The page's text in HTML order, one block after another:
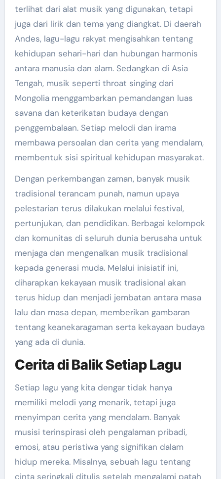
terlihat dari alat musik yang digunakan, tetapi
juga dari lirik dan tema yang diangkat. Di daerah
Andes, lagu-lagu rakyat mengisahkan tentang
kehidupan sehari-hari dan hubungan harmonis
antara manusia dan alam. Sedangkan di Asia
Tengah, musik seperti throat singing dari
Mongolia menggambarkan pemandangan luas
savana dan keterikatan budaya dengan
penggembalaan. Setiap melodi dan irama
membawa persoalan dan cerita yang mendalam,
membentuk sisi spiritual kehidupan masyarakat.
Dengan perkembangan zaman, banyak musik
tradisional terancam punah, namun upaya
pelestarian terus dilakukan melalui festival,
pertunjukan, dan pendidikan. Berbagai kelompok
dan komunitas di seluruh dunia berusaha untuk
menjaga dan mengenalkan musik tradisional
kepada generasi muda. Melalui inisiatif ini,
diharapkan kekayaan musik tradisional akan
terus hidup dan menjadi jembatan antara masa
lalu dan masa depan, memberikan gambaran
tentang keanekaragaman serta kekayaan budaya
yang ada di dunia.
Cerita di Balik Setiap Lagu
Setiap lagu yang kita dengar tidak hanya
memiliki melodi yang menarik, tetapi juga
menyimpan cerita yang mendalam. Banyak
musisi terinspirasi oleh pengalaman pribadi,
emosi, atau peristiwa yang signifikan dalam
hidup mereka. Misalnya, sebuah lagu tentang
cinta seringkali ditulis setelah mengalami patah